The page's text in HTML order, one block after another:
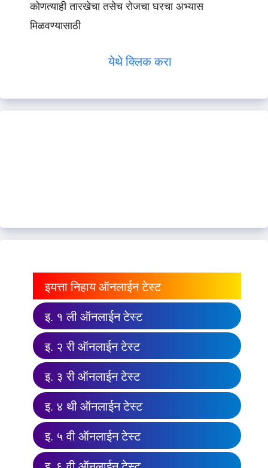
कोणत्याही तारखेचा तसेच रोजचा घरचा अभ्यास
मिळवण्यासाठी
येथे क्लिक करा
इयत्ता निहाय ऑनलाईन टेस्ट
इ. १ ली ऑनलाईन टेस्ट
इ. २ री ऑनलाईन टेस्ट
इ. ३ री ऑनलाईन टेस्ट
इ. ४ थी ऑनलाईन टेस्ट
इ. ५ वी ऑनलाईन टेस्ट